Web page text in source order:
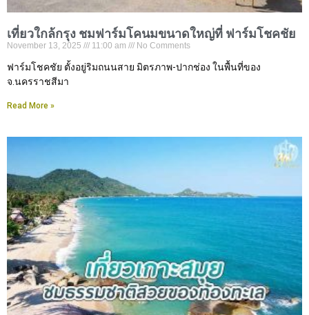
เที่ยวใกล้กรุง ชมฟาร์มโคนมขนาดใหญ่ที่ ฟาร์มโชคชัย
November 13, 2025 11:00 am No Comments
ฟาร์มโชคชัย ตั้งอยู่ริมถนนสาย มิตรภาพ-ปากช่อง ในพื้นที่ของ
จ.นครราชสีมา
Read More »